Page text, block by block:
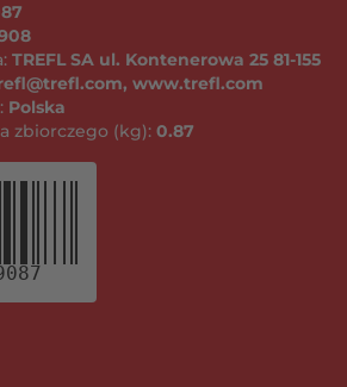
TREFL SA ul. Kontenerowa 25 81-155
www.trefl.com
Polska
zbiorczego (kg): 0.87